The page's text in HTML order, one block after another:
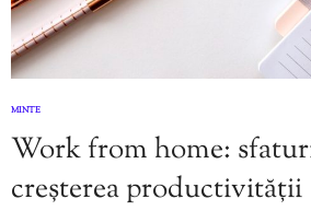
MINTE
Work from home:
creșterea productivității